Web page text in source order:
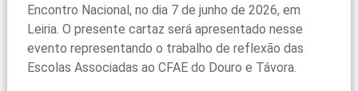
Encontro Nacional, no dia 7 de junho de 2026, em
Leiria. O presente cartaz será apresentado nesse
evento representando o trabalho de reflexão das
Escolas Associadas ao CFAE do Douro e Távora.